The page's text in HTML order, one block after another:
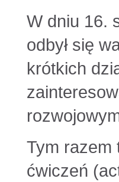
W dniu 16.
odbył się
krótkich
Tym razem
ćwiczeń